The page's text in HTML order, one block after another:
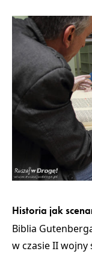
Historia jak
Biblia
w czasie II wojny